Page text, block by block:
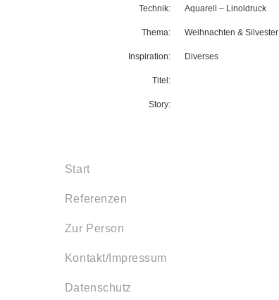
Technik:
Thema:
Inspiration:
Titel:
Story:
Aquarell – Linoldruck
Weihnachten & Silvester
Diverses
Start
Referenzen
Zur Person
Kontakt/Impressum
Datenschutz